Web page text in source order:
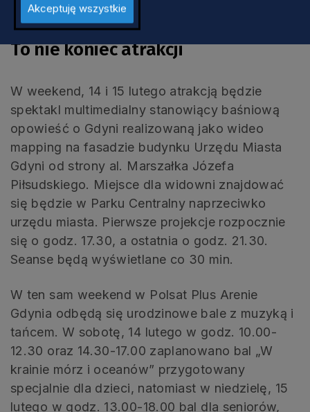
21.00.
To nie koniec atrakcji
W weekend, 14 i 15 lutego atrakcją będzie
spektakl multimedialny stanowiący baśniową
opowieść o Gdyni realizowaną jako wideo
mapping na fasadzie budynku Urzędu Miasta
Gdyni od strony al. Marszałka Józefa
Piłsudskiego. Miejsce dla widowni znajdować
się będzie w Parku Centralny naprzeciwko
urzędu miasta. Pierwsze projekcje rozpocznie
się o godz. 17.30, a ostatnia o godz. 21.30.
Seanse będą wyświetlane co 30 min.
W ten sam weekend w Polsat Plus Arenie
Gdynia odbędą się urodzinowe bale z muzyką i
tańcem. W sobotę, 14 lutego w godz. 10.00-
12.30 oraz 14.30-17.00 zaplanowano bal „W
krainie mórz i oceanów” przygotowany
specjalnie dla dzieci, natomiast w niedzielę, 15
lutego w godz. 13.00-18.00 bal dla seniorów,
Akceptuję wszystkie